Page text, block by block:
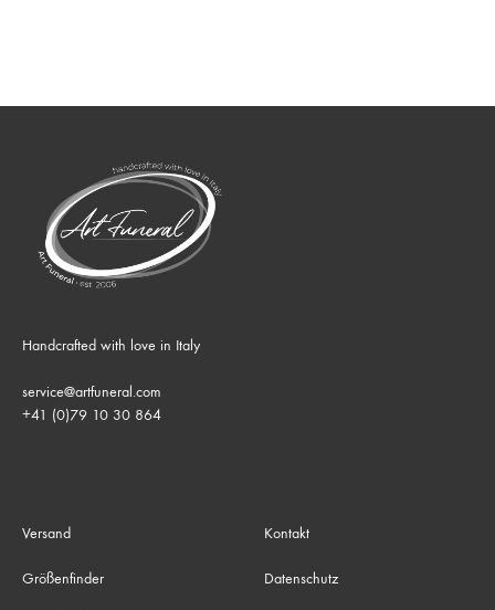
Handcrafted with love in Italy
service@artfuneral.com
+41 (0)79 10 30 864
Versand
Größenfinder
Kontakt
Datenschutz